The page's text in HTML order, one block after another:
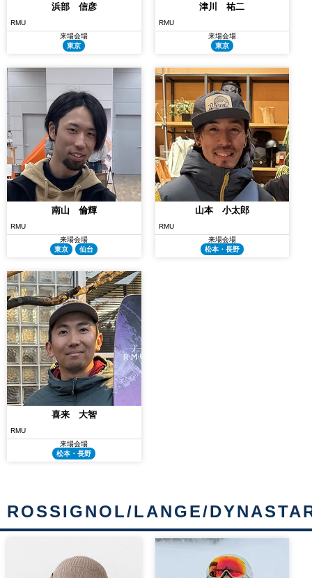
浜部 信彦
RMU
来場会場
東京
津川 祐二
RMU
来場会場
東京
南山 倫輝
RMU
来場会場
東京
仙台
山本 小太郎
RMU
来場会場
松本・長野
喜来 大智
RMU
来場会場
松本・長野
ROSSIGNOL/LANGE/